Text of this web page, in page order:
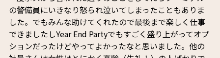
の警備員にいきなり怒られ泣いてしまったこともありま
した。でもみんな助けてくれたので最後まで楽しく仕事
できましたしYear End Partyでもすごく盛り上がってオプ
ションだったけどやってよかったなと思いました。他の